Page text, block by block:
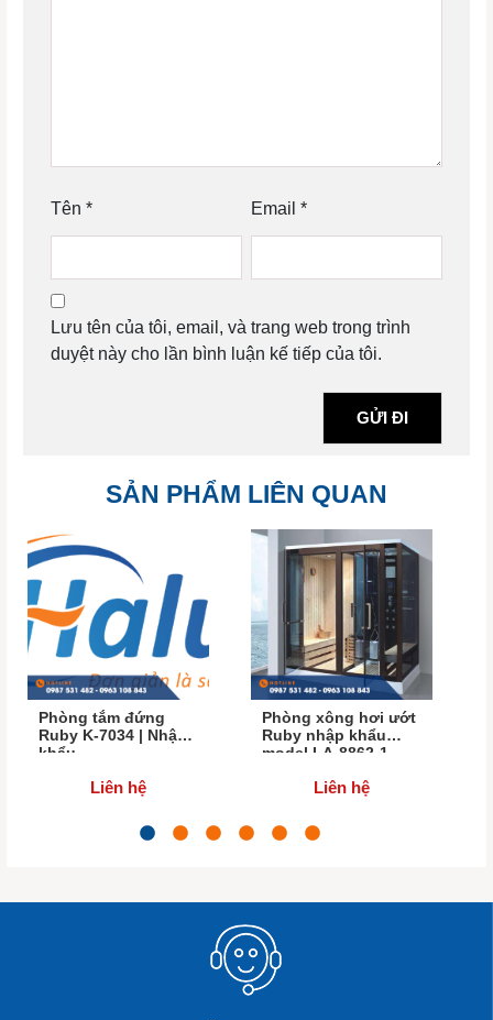
Tên * Email *
Lưu tên của tôi, email, và trang web trong trình
duyệt này cho lần bình luận kế tiếp của tôi.
SẢN PHẨM LIÊN QUAN
Phòng tắm đứng
Ruby K-7034 | Nhập
khẩu
Liên hệ
Phòng xông hơi ướt
Ruby nhập khẩu
model LA-8862-1
Liên hệ